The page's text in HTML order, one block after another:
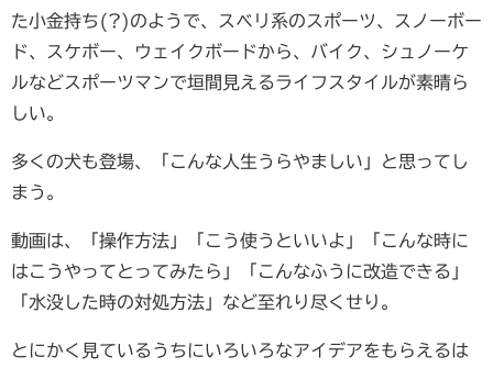
た小金持ち(?)のようで、スベリ系のスポーツ、スノーボー
ド、スケボー、ウェイクボードから、バイク、シュノーケ
ルなどスポーツマンで垣間見えるライフスタイルが素晴ら
しい。
多くの犬も登場、「こんな人生うらやましい」と思ってし
まう。
動画は、「操作方法」「こう使うといいよ」「こんな時に
はこうやってとってみたら」「こんなふうに改造できる」
「水没した時の対処方法」など至れり尽くせり。
とにかく見ているうちにいろいろなアイデアをもらえるは